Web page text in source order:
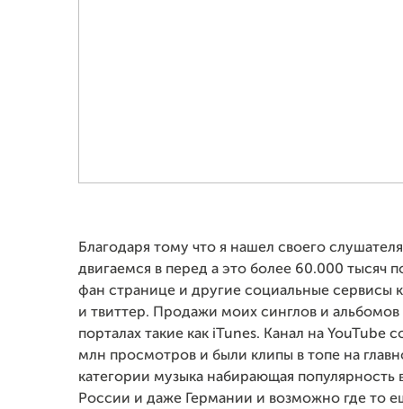
Благодаря тому что я нашел своего
двигаемся в перед а это более 60.000 тысяч
фан странице и другие социальные сервисы
и твиттер. Продажи моих синглов и
порталах такие как iTunes. Канал на YouTube
млн просмотров и были клипы в топе на
категории музыка набирающая популярность
России и даже Германии и возможно где то